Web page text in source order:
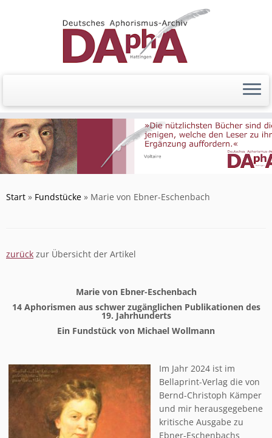
Start » Fundstücke » Marie von Ebner-Eschenbach
zurück zur Übersicht der Artikel
Marie von Ebner-Eschenbach
14 Aphorismen aus schwer zugänglichen Publikationen des
19. Jahrhunderts
Ein Fundstück von Michael Wollmann
Im Jahr 2024 ist im
Bellaprint-Verlag die von
Bernd-Christoph Kämper
und mir herausgegebene
kritische Ausgabe zu
Ebner-Eschenbachs